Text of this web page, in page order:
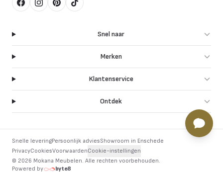
FacebookInstagram
Pinterest
TikTok
Snel naar
Merken
Klantenservice
Ontdek
Snelle leveringPersoonlijk adviesShowroom in Enschede
PrivacyCookiesVoorwaardenCookie-instellingen
© 2026 Mokana Meubelen. Alle rechten voorbehouden.
Powered by
byte8